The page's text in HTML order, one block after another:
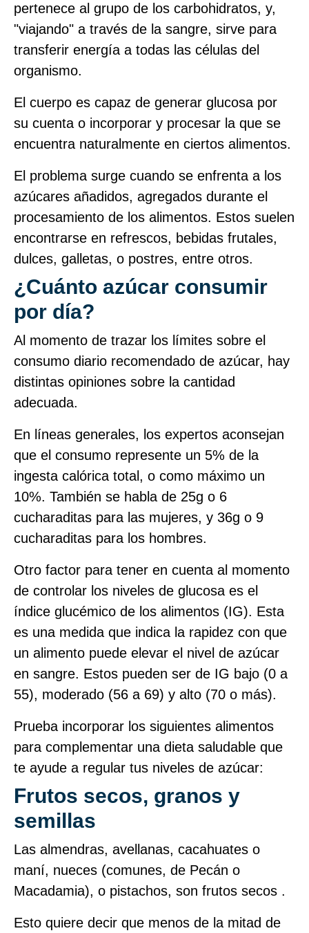
pertenece al grupo de los carbohidratos, y,
"viajando" a través de la sangre, sirve para
transferir energía a todas las células del
organismo.
El cuerpo es capaz de generar glucosa por
su cuenta o incorporar y procesar la que se
encuentra naturalmente en ciertos alimentos.
El problema surge cuando se enfrenta a los
azúcares añadidos, agregados durante el
procesamiento de los alimentos. Estos suelen
encontrarse en refrescos, bebidas frutales,
dulces, galletas, o postres, entre otros.
¿Cuánto azúcar consumir
por día?
Al momento de trazar los límites sobre el
consumo diario recomendado de azúcar, hay
distintas opiniones sobre la cantidad
adecuada.
En líneas generales, los expertos aconsejan
que el consumo represente un 5% de la
ingesta calórica total, o como máximo un
10%. También se habla de 25g o 6
cucharaditas para las mujeres, y 36g o 9
cucharaditas para los hombres.
Otro factor para tener en cuenta al momento
de controlar los niveles de glucosa es el
índice glucémico de los alimentos (IG). Esta
es una medida que indica la rapidez con que
un alimento puede elevar el nivel de azúcar
en sangre. Estos pueden ser de IG bajo (0 a
55), moderado (56 a 69) y alto (70 o más).
Prueba incorporar los siguientes alimentos
para complementar una dieta saludable que
te ayude a regular tus niveles de azúcar:
Frutos secos, granos y
semillas
Las almendras, avellanas, cacahuates o
maní, nueces (comunes, de Pecán o
Macadamia), o pistachos, son frutos secos .
Esto quiere decir que menos de la mitad de